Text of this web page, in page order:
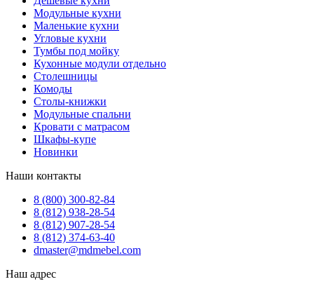
Модульные кухни
Маленькие кухни
Угловые кухни
Тумбы под мойку
Кухонные модули отдельно
Столешницы
Комоды
Столы-книжки
Модульные спальни
Кровати с матрасом
Шкафы-купе
Новинки
Наши контакты
8 (800) 300-82-84
8 (812) 938-28-54
8 (812) 907-28-54
8 (812) 374-63-40
dmaster@mdmebel.com
Наш адрес